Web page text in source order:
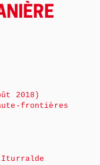
2018)
frontières